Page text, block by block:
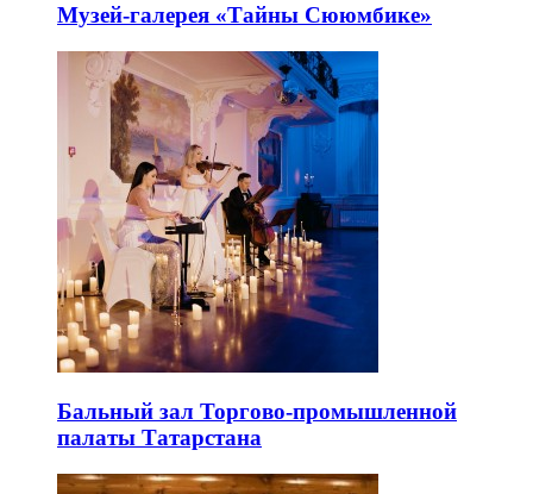
Музей-галерея «Тайны Сююмбике»
Бальный зал Торгово-промышленной
палаты Татарстана